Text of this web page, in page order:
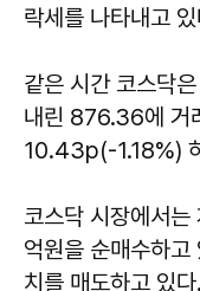
락세를 나타내고
같은 시간 코스닥
내린 876.36에 거
10.43p(-1.18%)
코스닥 시장에서
억원을 순매수하
치를 매도하고 있다.